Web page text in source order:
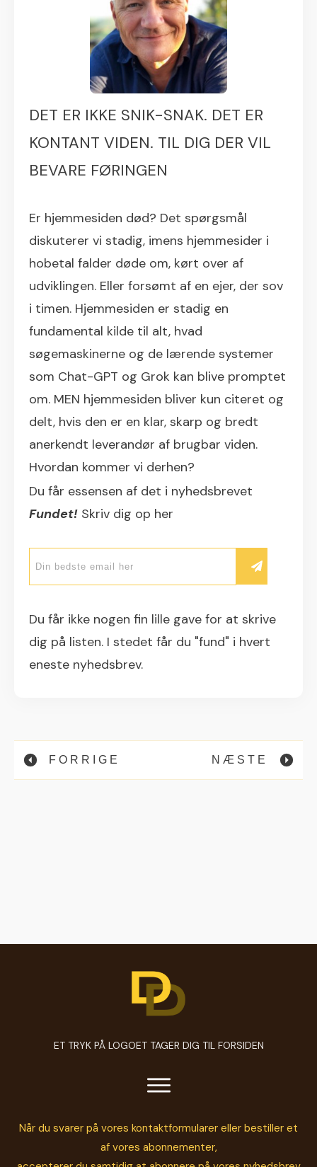
DET ER IKKE SNIK-SNAK. DET ER
KONTANT VIDEN. TIL DIG DER VIL
BEVARE FØRINGEN
Er hjemmesiden død? Det spørgsmål
diskuterer vi stadig, imens hjemmesider i
hobetal falder døde om, kørt over af
udviklingen. Eller forsømt af en ejer, der sov
i timen. Hjemmesiden er stadig en
fundamental kilde til alt, hvad
søgemaskinerne og de lærende systemer
som Chat-GPT og Grok kan blive promptet
om. MEN hjemmesiden bliver kun citeret og
delt, hvis den er en klar, skarp og bredt
anerkendt leverandør af brugbar viden.
Hvordan kommer vi derhen?
Du får essensen af det i nyhedsbrevet
Fundet! Skriv dig op her
Du får ikke nogen fin lille gave for at skrive
dig på listen. I stedet får du "fund" i hvert
eneste nyhedsbrev.
FORRIGE NÆSTE
ET TRYK PÅ LOGOET TAGER DIG TIL FORSIDEN
Når du svarer på vores kontaktformularer eller bestiller et
af vores abonnementer,